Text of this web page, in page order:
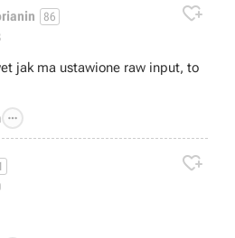
86 

